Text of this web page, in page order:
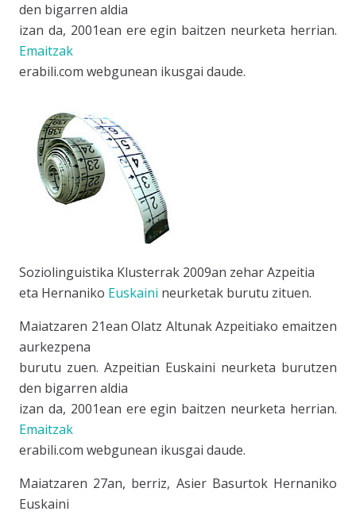
den bigarren aldia
izan da, 2001ean ere egin baitzen neurketa herrian.
Emaitzak
erabili.com webgunean ikusgai daude.
Soziolinguistika Klusterrak 2009an zehar Azpeitia
eta Hernaniko Euskaini neurketak burutu zituen.
Maiatzaren 21ean Olatz Altunak Azpeitiako emaitzen
aurkezpena
burutu zuen. Azpeitian Euskaini neurketa burutzen
den bigarren aldia
izan da, 2001ean ere egin baitzen neurketa herrian.
Emaitzak
erabili.com webgunean ikusgai daude.
Maiatzaren 27an, berriz, Asier Basurtok Hernaniko
Euskaini